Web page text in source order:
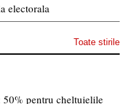
electorala
Toate stirile
pentru cheltuielile